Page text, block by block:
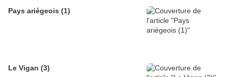
Pays ariégeois (1)
Le Vigan (3)